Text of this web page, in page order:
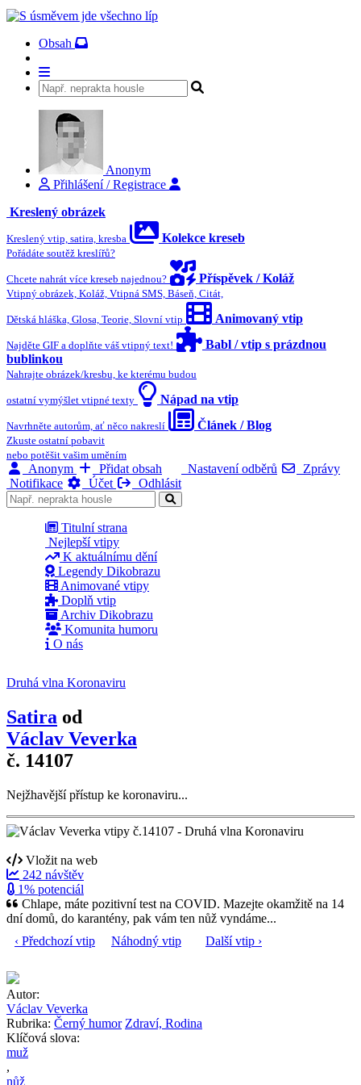
Obsah
Anonym
Přihlášení / Registrace
Kreslený obrázek
Kreslený vtip, satira, kresba Kolekce kreseb
Pořádáte soutěž kreslířů?
Chcete nahrát více kreseb najednou? Příspěvek / Koláž
Vtipný obrázek, Koláž, Vtipná SMS, Báseň, Citát,
Dětská hláška, Glosa, Teorie, Slovní vtip Animovaný vtip
Najděte GIF a doplňte váš vtipný text!
Babl / vtip s prázdnou
bublinkou
Nahrajte obrázek/kresbu, ke kterému budou
ostatní vymýšlet vtipné texty Nápad na vtip
Navrhněte autorům, ať něco nakreslí Článek / Blog
Zkuste ostatní pobavit
nebo potěšit vašim uměním
Anonym Přidat obsah Nastavení odběrů
Zprávy
Notifikace
Účet Odhlásit
Titulní strana
Nejlepší vtipy
K aktuálnímu dění
Legendy Dikobrazu
Animované vtipy
Doplň vtip
Archiv Dikobrazu
Komunita humoru
O nás
Druhá vlna Koronaviru
Satira od
Václav Veverka
č. 14107
Nejžhavější přístup ke koronaviru...
Vložit na web
242 návštěv
1% potenciál
Chlape, máte pozitivní test na COVID. Mazejte okamžitě na 14
dní domů, do karantény, pak vám ten nůž vyndáme...
‹ Předchozí vtip
Náhodný vtip Další vtip ›
Autor:
Václav Veverka
Rubrika: Černý humor Zdraví, Rodina
Klíčová slova:
muž
,
nůž